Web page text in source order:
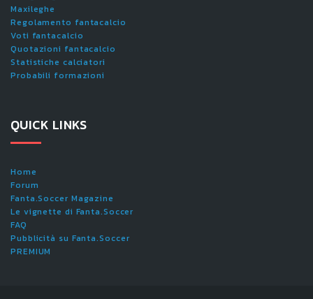
Maxileghe
Regolamento fantacalcio
Voti fantacalcio
Quotazioni fantacalcio
Statistiche calciatori
Probabili formazioni
QUICK LINKS
Home
Forum
Fanta.Soccer Magazine
Le vignette di Fanta.Soccer
FAQ
Pubblicità su Fanta.Soccer
PREMIUM